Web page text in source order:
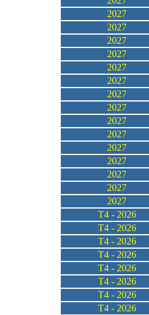
2027
2027
2027
2027
2027
2027
2027
2027
2027
2027
2027
2027
2027
2027
2027
T4 - 2026
T4 - 2026
T4 - 2026
T4 - 2026
T4 - 2026
T4 - 2026
T4 - 2026
T4 - 2026